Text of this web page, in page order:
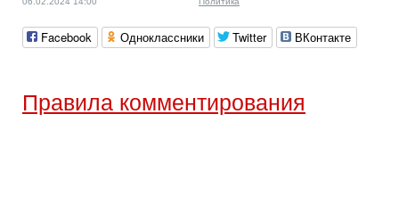
Facebook Одноклассники Twitter ВКонтакте
Правила комментирования